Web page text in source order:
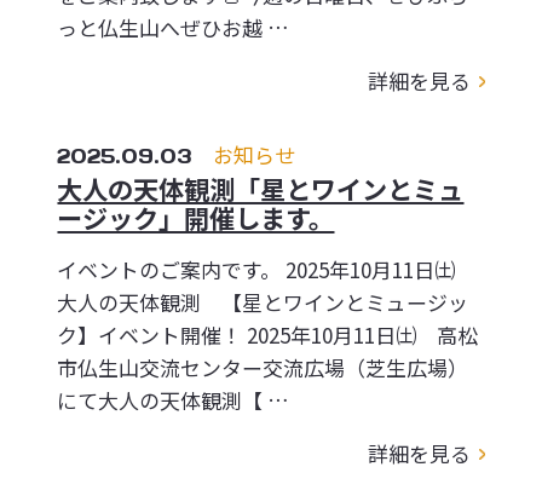
っと仏生山へぜひお越 …
詳細を見る
2025.09.03 お知らせ
大人の天体観測「星とワインとミュ
ージック」開催します。
イベントのご案内です。 2025年10月11日㈯
大人の天体観測 【星とワインとミュージッ
ク】イベント開催！ 2025年10月11日㈯ 高松
市仏生山交流センター交流広場（芝生広場）
にて大人の天体観測【 …
詳細を見る